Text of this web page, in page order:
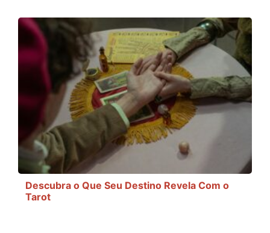
Descubra o Que Seu Destino Revela Com o
Tarot